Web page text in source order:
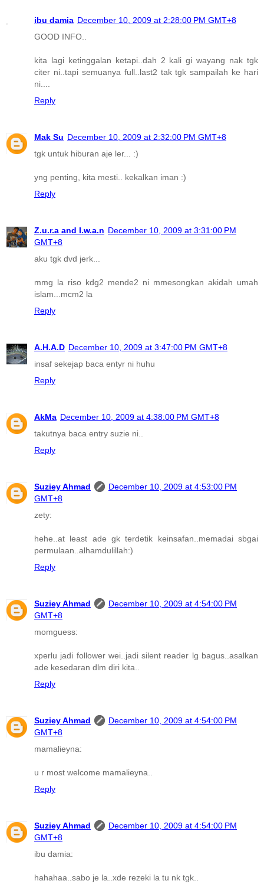
ibu damia December 10, 2009 at 2:28:00 PM GMT+8
GOOD INFO..
kita lagi ketinggalan ketapi..dah 2 kali gi wayang nak tgk
citer ni..tapi semuanya full..last2 tak tgk sampailah ke hari
ni....
Reply
Mak Su December 10, 2009 at 2:32:00 PM GMT+8
tgk untuk hiburan aje ler... :)
yng penting, kita mesti.. kekalkan iman :)
Reply
Z.u.r.a and I.w.a.n December 10, 2009 at 3:31:00 PM
GMT+8
aku tgk dvd jerk...
mmg la riso kdg2 mende2 ni mmesongkan akidah umah
islam...mcm2 la
Reply
A.H.A.D December 10, 2009 at 3:47:00 PM GMT+8
insaf sekejap baca entyr ni huhu
Reply
AkMa December 10, 2009 at 4:38:00 PM GMT+8
takutnya baca entry suzie ni..
Reply
Suziey Ahmad
December 10, 2009 at 4:53:00 PM
GMT+8
zety:
hehe..at least ade gk terdetik keinsafan..memadai sbgai
permulaan..alhamdulillah:)
Reply
Suziey Ahmad
December 10, 2009 at 4:54:00 PM
GMT+8
momguess:
xperlu jadi follower wei..jadi silent reader lg bagus..asalkan
ade kesedaran dlm diri kita..
Reply
Suziey Ahmad
December 10, 2009 at 4:54:00 PM
GMT+8
mamalieyna:
u r most welcome mamalieyna..
Reply
Suziey Ahmad
December 10, 2009 at 4:54:00 PM
GMT+8
ibu damia:
hahahaa..sabo je la..xde rezeki la tu nk tgk..